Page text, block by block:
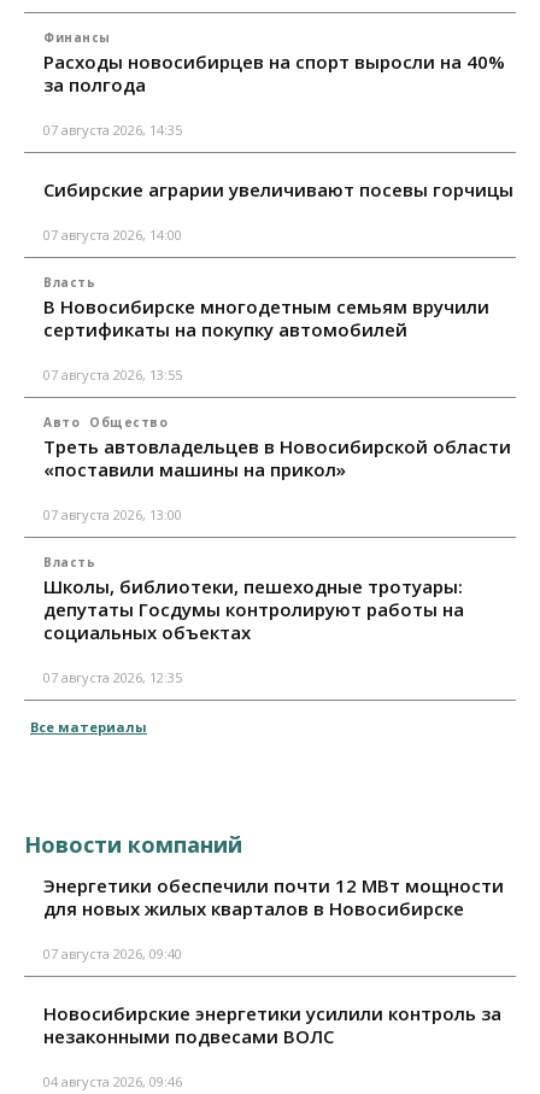
Финансы
Расходы новосибирцев на спорт выросли на 40%
за полгода
07 августа 2026, 14:35
Сибирские аграрии увеличивают посевы горчицы
07 августа 2026, 14:00
Власть
В Новосибирске многодетным семьям вручили
сертификаты на покупку автомобилей
07 августа 2026, 13:55
Авто Общество
Треть автовладельцев в Новосибирской области
«поставили машины на прикол»
07 августа 2026, 13:00
Власть
Школы, библиотеки, пешеходные тротуары:
депутаты Госдумы контролируют работы на
социальных объектах
07 августа 2026, 12:35
Все материалы
Новости компаний
Энергетики обеспечили почти 12 МВт мощности
для новых жилых кварталов в Новосибирске
07 августа 2026, 09:40
Новосибирские энергетики усилили контроль за
незаконными подвесами ВОЛС
04 августа 2026, 09:46